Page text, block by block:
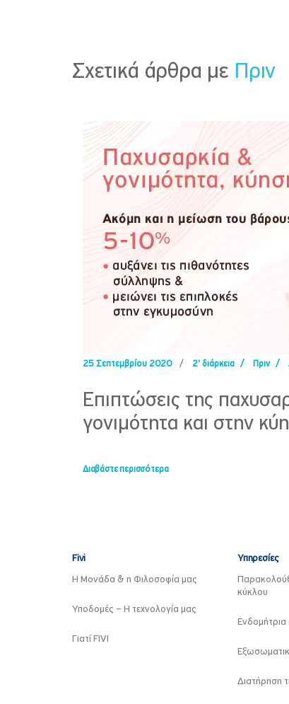
Σχετικά άρθρα με Πριν
25 Σεπτεμβρίου 2020 / 2' διάρκεια / Πριν /
Επιπτώσεις της
γονιμότητα και στην
Διαβάστε περισσότερα
Fivi
Η Μονάδα & η Φιλοσοφία μας
Υποδομές – Η τεχνολογία μας
Γιατί FIVI
Υπηρεσίες
κύκλου
Ενδομήτρια
Διατήρηση